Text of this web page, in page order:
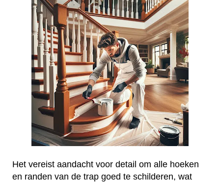
Het vereist aandacht voor detail om alle hoeken
en randen van de trap goed te schilderen, wat